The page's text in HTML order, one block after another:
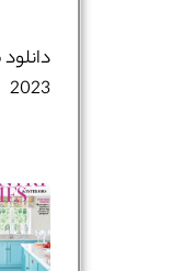
2023